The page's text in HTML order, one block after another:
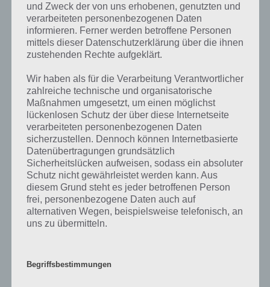
Achtung Monster in Höhlen
Habt ihr nahe eures Hauses eine Höhle gebaut, so müsst ihr diese
Höhle, nutzt ihr diese nicht mehr, wieder zumachen. Andernfalls
spawnen dort Monster, die euch nicht mehr schlafen lassen.
Weitere Tipps und Tricks zu Minecraft Pocket
Edition
Wenn du weitere Tipps und Tricks bzw. nette Objekte zum Bauen in
der Minecraft Pocket Edition kennst, so teile uns dies einfach in den
Kommentaren mit. Wir werden das ganze dann stetig erweitern.
Minecraft Pocket Edition Cheats für die
Nachfolgend haben wir auch jeweils einen Cheat für die Minecraft
Pocket Edition für dich, da die Nachfrage nach Cheats zu Minecraft in
und Zweck der von uns erhobenen, genutzten und
verarbeiteten personenbezogenen Daten
informieren. Ferner werden betroffene Personen
mittels dieser Datenschutzerklärung über die ihnen
zustehenden Rechte aufgeklärt.
Wir haben als für die Verarbeitung Verantwortlicher
zahlreiche technische und organisatorische
Maßnahmen umgesetzt, um einen möglichst
lückenlosen Schutz der über diese Internetseite
verarbeiteten personenbezogenen Daten
sicherzustellen. Dennoch können Internetbasierte
Datenübertragungen grundsätzlich
Sicherheitslücken aufweisen, sodass ein absoluter
Schutz nicht gewährleistet werden kann. Aus
diesem Grund steht es jeder betroffenen Person
frei, personenbezogene Daten auch auf
alternativen Wegen, beispielsweise telefonisch, an
uns zu übermitteln.
Begriffsbestimmungen